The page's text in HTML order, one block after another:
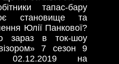
тапас-бару
становище та
Юлії Панкової?
зараз в ток-шоу
7 сезон 9
02.12.2019 на